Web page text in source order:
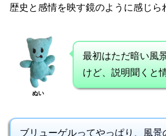
歴史と感情を映す鏡のように感じら
ぬい
最初はただ暗い風
けど、説明聞くと
ブリューゲルってやっぱり、風景